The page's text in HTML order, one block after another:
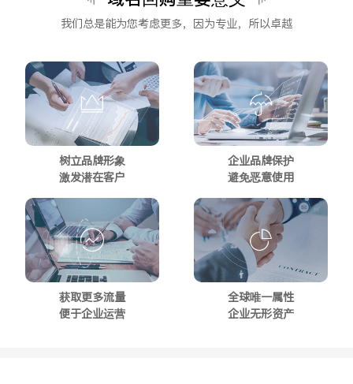
我们总是能为您考虑更多，因为专业，所以卓越
树立品牌形象
激发潜在客户
企业品牌保护
避免恶意使用
获取更多流量
便于企业运营
全球唯一属性
企业无形资产